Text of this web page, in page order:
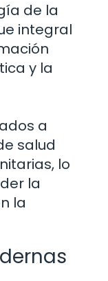
de la
integral
y la
a
salud
lo
la
la